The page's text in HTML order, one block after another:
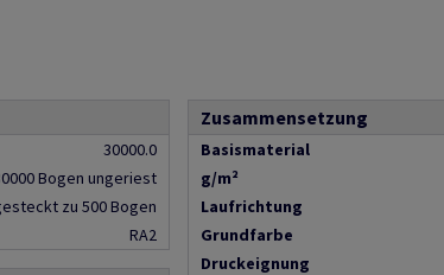
30000.0
Bogen ungeriest
zu 500 Bogen
RA2
Zusammensetzung
Basismaterial
g/m²
Laufrichtung
Grundfarbe
Druckeignung